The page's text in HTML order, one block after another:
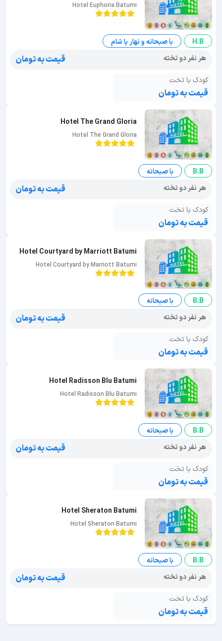
Hotel Euphoria Batumi
H.B
با صبحانه و نهار یا شام
هر نفر دو تخته
قیمت به تومان
کودک با تخت
قیمت به تومان
Hotel The Grand Gloria
Hotel The Grand Gloria
B.B
با صبحانه
هر نفر دو تخته
قیمت به تومان
کودک با تخت
قیمت به تومان
Hotel Courtyard by Marriott Batumi
Hotel Courtyard by Marriott Batumi
B.B
با صبحانه
هر نفر دو تخته
قیمت به تومان
کودک با تخت
قیمت به تومان
Hotel Radisson Blu Batumi
Hotel Radisson Blu Batumi
B.B
با صبحانه
هر نفر دو تخته
قیمت به تومان
کودک با تخت
قیمت به تومان
Hotel Sheraton Batumi
Hotel Sheraton Batumi
B.B
با صبحانه
هر نفر دو تخته
قیمت به تومان
کودک با تخت
قیمت به تومان